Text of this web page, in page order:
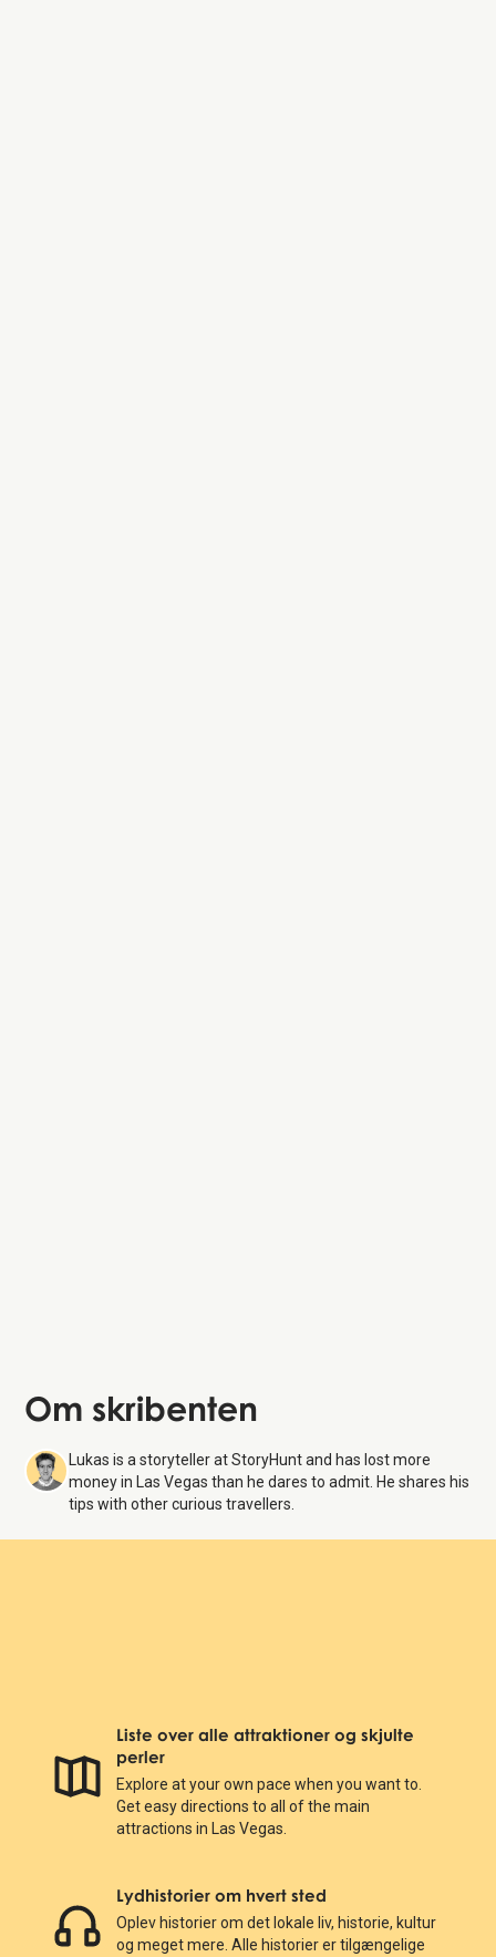
Om skribenten
Lukas is a storyteller at StoryHunt and has lost more
money in Las Vegas than he dares to admit. He shares his
tips with other curious travellers.
Liste over alle attraktioner og skjulte
perler
Explore at your own pace when you want to.
Get easy directions to all of the main
attractions in Las Vegas.
Lydhistorier om hvert sted
Oplev historier om det lokale liv, historie, kultur
og meget mere. Alle historier er tilgængelige